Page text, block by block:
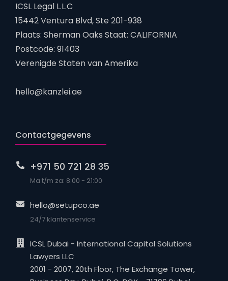
ICSL Legal L.L.C
15442 Ventura Blvd, Ste 201-938
Plaats: Sherman Oaks Staat: CALIFORNIA
Postcode: 91403
Verenigde Staten van Amerika
hello@kanzlei.ae
Contactgegevens
+971 50 721 28 35
Ma t/m za: 8:00 - 21:00
hello@setupco.ae
24/7 klantenservice
ICSL Dubai - International Capital Solutions
Lawyers LLC
2001 - 2007, 20th Floor, The Exchange Tower,